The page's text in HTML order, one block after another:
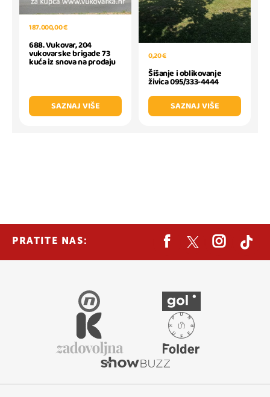
187.000,00 €
688. Vukovar, 204
vukovarske brigade 73
kuća iz snova na prodaju
SAZNAJ VIŠE
0,20 €
Šišanje i oblikovanje
živica 095/333-4444
SAZNAJ VIŠE
PRATITE NAS: